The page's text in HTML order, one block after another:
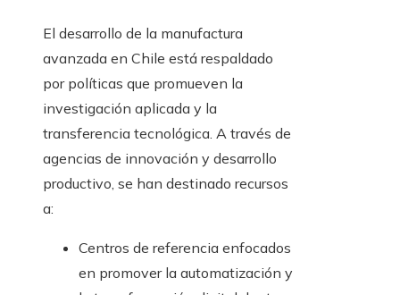
El desarrollo de la manufactura
avanzada en Chile está respaldado
por políticas que promueven la
investigación aplicada y la
transferencia tecnológica. A través de
agencias de innovación y desarrollo
productivo, se han destinado recursos
a:
Centros de referencia enfocados
en promover la automatización y